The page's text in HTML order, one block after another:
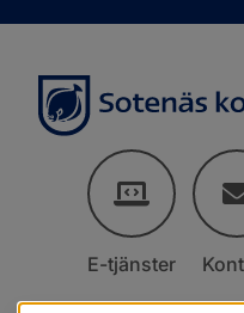
E-tjänster